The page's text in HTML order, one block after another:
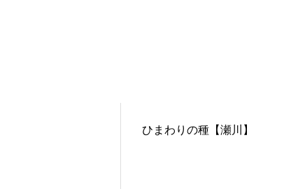
ひまわりの種【瀬川】